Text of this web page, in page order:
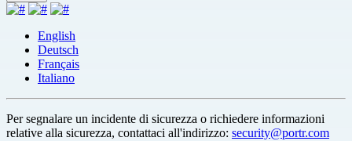
English
Deutsch
Français
Italiano
Per segnalare un incidente di sicurezza o richiedere informazioni
relative alla sicurezza, contattaci all'indirizzo: security@portr.com